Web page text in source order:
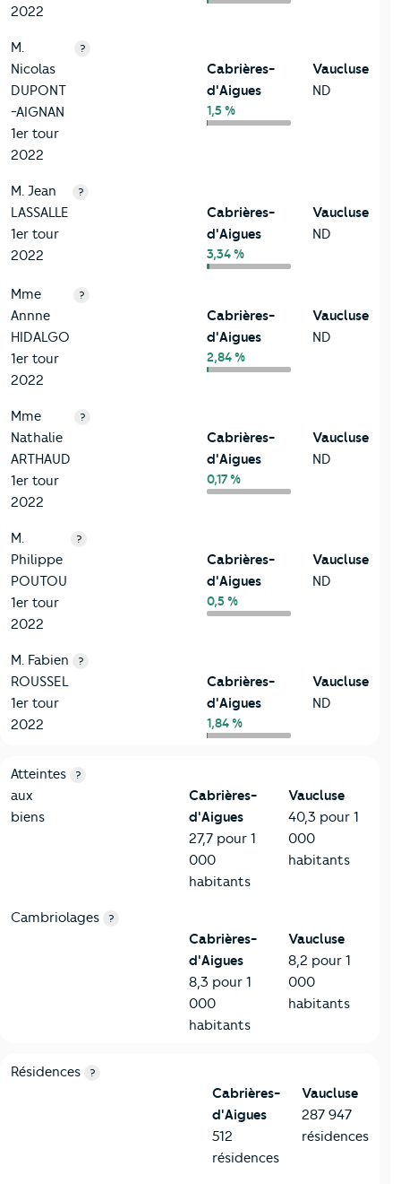
2022
M.
Nicolas
DUPONT
-AIGNAN
1er tour
2022
?
Cabrières-
d'Aigues
1,5 %
Vaucluse
ND
M. Jean
LASSALLE
1er tour
2022
?
Cabrières-
d'Aigues
3,34 %
Vaucluse
ND
Mme
Annne
HIDALGO
1er tour
2022
?
Cabrières-
d'Aigues
2,84 %
Vaucluse
ND
Mme
Nathalie
ARTHAUD
1er tour
2022
?
Cabrières-
d'Aigues
0,17 %
Vaucluse
ND
M.
Philippe
POUTOU
1er tour
2022
?
Cabrières-
d'Aigues
0,5 %
Vaucluse
ND
M. Fabien
ROUSSEL
1er tour
2022
?
Cabrières-
d'Aigues
1,84 %
Vaucluse
ND
7-Sécurité
Critères
Atteintes
aux
biens
?
Cabrières-
d'Aigues
27,7 pour 1
000
habitants
Vaucluse
40,3 pour 1
000
habitants
Cambriolages ?
Cabrières-
d'Aigues
8,3 pour 1
000
habitants
Vaucluse
8,2 pour 1
000
habitants
8-Chauffage
Critères Cabrières-d'Aigues
Résidences ?
Cabrières-
d'Aigues
512
résidences
Vaucluse
287 947
résidences